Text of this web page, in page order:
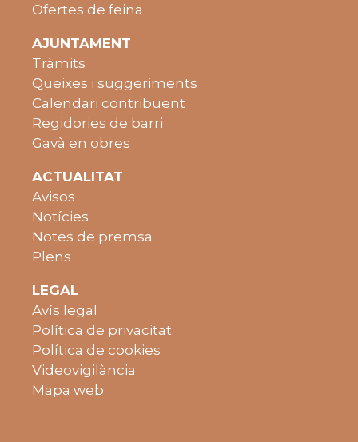
Ofertes de feina
AJUNTAMENT
Tràmits
Queixes i suggeriments
Calendari contribuent
Regidories de barri
Gavà en obres
ACTUALITAT
Avisos
Notícies
Notes de premsa
Plens
LEGAL
Avís legal
Política de privacitat
Política de cookies
Videovigilància
Mapa web